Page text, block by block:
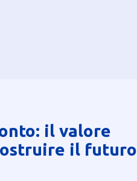
il valore
il futuro